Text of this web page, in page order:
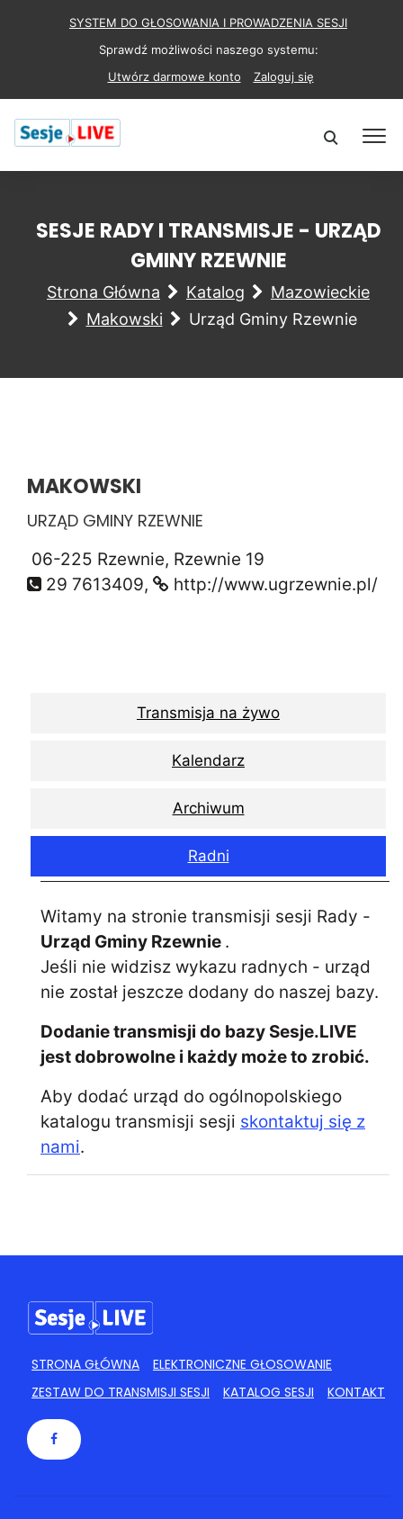
SYSTEM DO GŁOSOWANIA I PROWADZENIA SESJI
Sprawdź możliwości naszego systemu:
Utwórz darmowe konto
Zaloguj się
SESJE RADY I TRANSMISJE - URZĄD
GMINY RZEWNIE
Strona Główna Katalog
Mazowieckie
Makowski
Urząd Gminy Rzewnie
MAKOWSKI
URZĄD GMINY RZEWNIE
06-225 Rzewnie, Rzewnie 19
29 7613409,
http://www.ugrzewnie.pl/
Transmisja na żywo
Kalendarz
Archiwum
Radni
Witamy na stronie transmisji sesji Rady -
Urząd Gminy Rzewnie .
Jeśli nie widzisz wykazu radnych - urząd
nie został jeszcze dodany do naszej bazy.
Dodanie transmisji do bazy Sesje.LIVE
jest dobrowolne i każdy może to zrobić.
Aby dodać urząd do ogólnopolskiego
katalogu transmisji sesji skontaktuj się z
nami.
STRONA GŁÓWNA
ELEKTRONICZNE GŁOSOWANIE
ZESTAW DO TRANSMISJI SESJI
KATALOG SESJI KONTAKT